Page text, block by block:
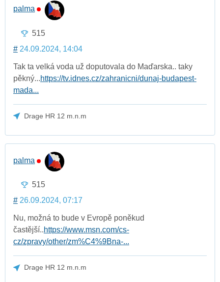
palma
515
# 24.09.2024, 14:04
Tak ta velká voda už doputovala do Maďarska.. taky
pěkný...https://tv.idnes.cz/zahranicni/dunaj-budapest-
mada...
Drage HR 12 m.n.m
palma
515
# 26.09.2024, 07:17
Nu, možná to bude v Evropě poněkud
častější..https://www.msn.com/cs-
cz/zpravy/other/zm%C4%9Bna-...
Drage HR 12 m.n.m